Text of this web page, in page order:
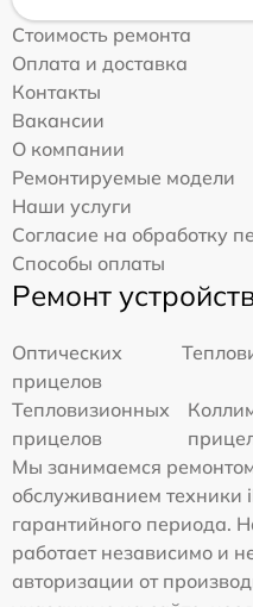
Стоимость ремонта
Оплата и доставка
Контакты
Вакансии
О компании
Ремонтируемые модели
Наши услуги
Согласие на обработку
Способы оплаты
Ремонт
Оптических
прицелов
Тепловизионных
прицелов
Мы занимаемся
обслуживанием техники
гарантийного периода.
работает независимо и
авторизации от